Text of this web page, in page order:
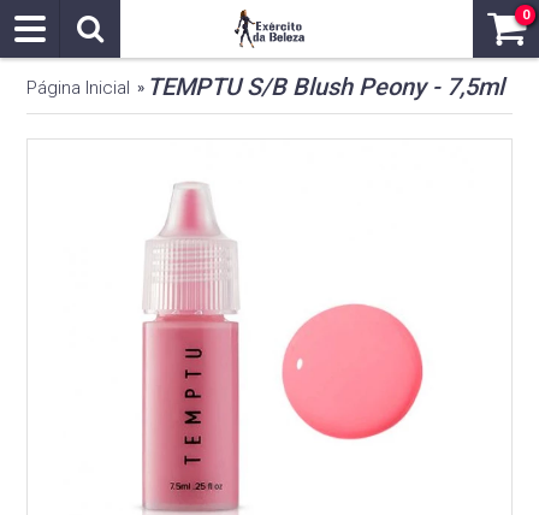
0
Página Inicial » TEMPTU S/B Blush Peony - 7,5ml